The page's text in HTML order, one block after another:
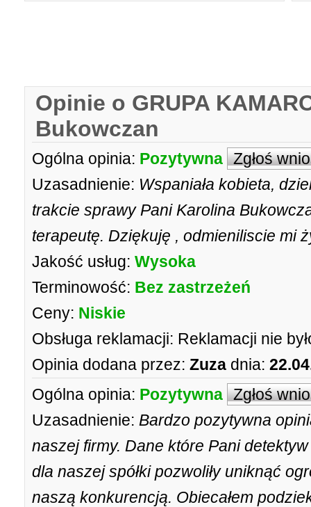
Opinie o GRUPA
Bukowczan
Ogólna opinia: Pozytywna Zgłoś
Uzasadnienie: Wspaniała kobieta,
trakcie sprawy Pani Karolina
terapeutę. Dziękuję , odmieniliscie mi
Jakość usług: Wysoka
Terminowość: Bez zastrzeżeń
Ceny: Niskie
Obsługa reklamacji: Reklamacji nie
Opinia dodana przez: Zuza dnia:
Ogólna opinia: Pozytywna Zgłoś
Uzasadnienie: Bardzo pozytywna
naszej firmy. Dane które Pani
dla naszej spółki pozwoliły uniknąć
naszą konkurencją. Obiecałem